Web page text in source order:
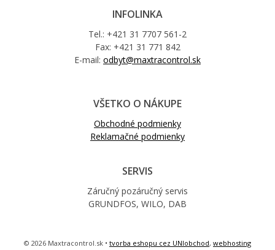
INFOLINKA
Tel.: +421 31 7707 561-2
Fax: +421 31 771 842
E-mail: odbyt@maxtracontrol.sk
VŠETKO O NÁKUPE
Obchodné podmienky
Reklamačné podmienky
SERVIS
Záručný pozáručný servis
GRUNDFOS, WILO, DAB
© 2026 Maxtracontrol.sk • tvorba eshopu cez UNIobchod, webhosting